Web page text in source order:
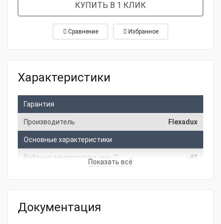
КУПИТЬ В 1 КЛИК
Сравнение Избранное
Характеристики
Гарантия
Производитель Flexadux
Основные характеристики
Рабочая температура мин, С -40
Рабочая температура макс, С
Показать всё
Документация